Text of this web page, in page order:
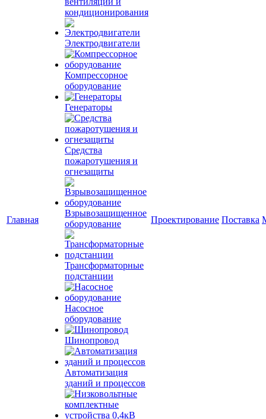
Главная
кондиционирования
Электродвигатели
Компрессорное
оборудование
Генераторы
Средства
пожаротушения и
огнезащиты
Взрывозащищенное
оборудование
Трансформаторные
подстанции
Насосное
оборудование
Шинопровод
Автоматизация
зданий и процессов
Проектирование Поставка